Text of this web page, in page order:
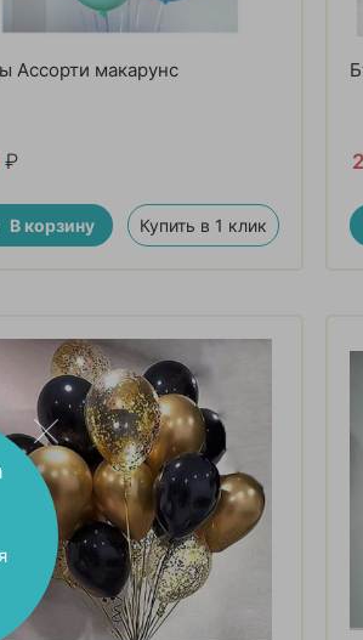
Ассорти макарунс
₽
В корзину Купить в 1 клик